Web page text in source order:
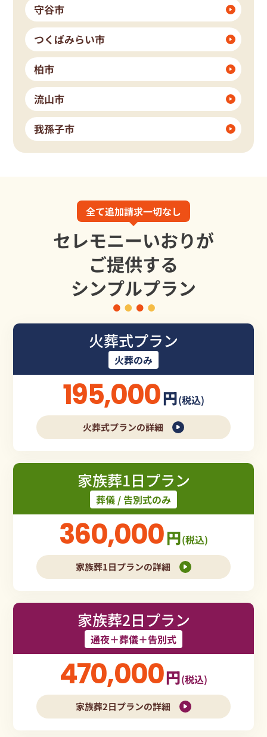
守谷市
つくばみらい市
柏市
流山市
我孫子市
全て追加請求一切なし
セレモニーいおりが
ご提供する
シンプルプラン
火葬式プラン
火葬のみ
195,000円(税込)
火葬式プランの詳細
家族葬1日プラン
葬儀 / 告別式のみ
360,000円(税込)
家族葬1日プランの詳細
家族葬2日プラン
通夜＋葬儀＋告別式
470,000円(税込)
家族葬2日プランの詳細